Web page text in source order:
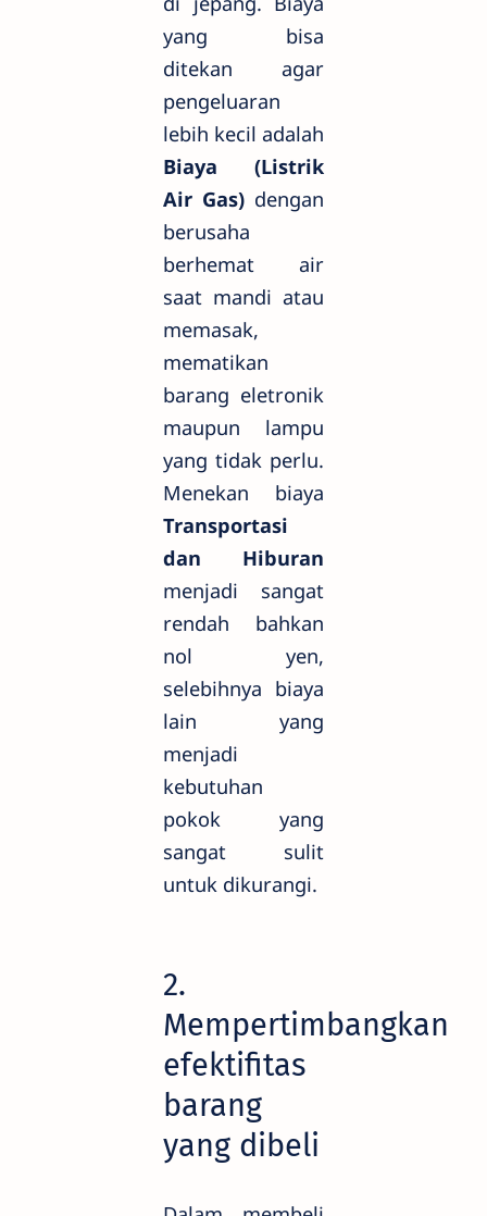
yang bisa
ditekan agar
pengeluaran
lebih kecil adalah
Biaya (Listrik
Air Gas) dengan
berusaha
berhemat air
saat mandi atau
memasak,
mematikan
barang eletronik
maupun lampu
yang tidak perlu.
Menekan biaya
Transportasi
dan Hiburan
menjadi sangat
rendah bahkan
nol yen,
selebihnya biaya
lain yang
menjadi
kebutuhan
pokok yang
sangat sulit
untuk dikurangi.
2.
Mempertimbangkan
efektifitas
barang
yang dibeli